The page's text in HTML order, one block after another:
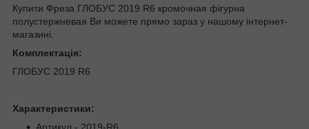
Купити Фреза ГЛОБУС 2019 R6 кромочная фігурна
полустержневая Ви можете прямо зараз у нашому інтернет-
магазині.
Комплектація:
ГЛОБУС 2019 R6
Характеристики: